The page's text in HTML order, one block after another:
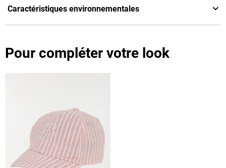
Caractéristiques environnementales
Pour compléter votre look